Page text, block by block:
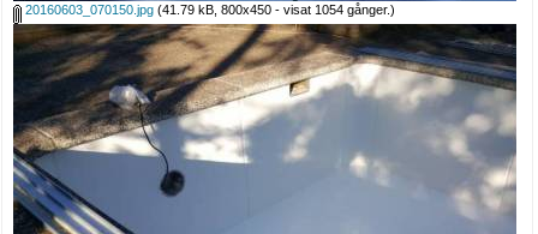
20160603_070150.jpg (41.79 kB, 800x450 - visat 1054 gånger.)